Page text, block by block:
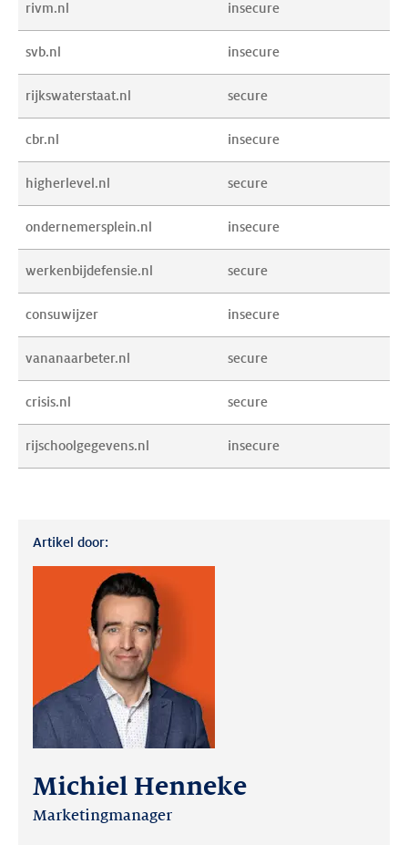
rivm.nl insecure
svb.nl insecure
rijkswaterstaat.nl secure
cbr.nl insecure
higherlevel.nl secure
ondernemersplein.nl insecure
werkenbijdefensie.nl secure
consuwijzer insecure
vananaarbeter.nl secure
crisis.nl secure
rijschoolgegevens.nl insecure
Artikel door:
Michiel Henneke
Marketingmanager